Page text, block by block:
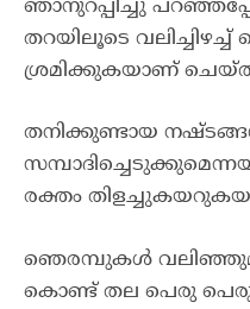
ഞാനുറപ്പിച്ചു
തറയിലൂടെ
ശ്രമിക്കുകയാണ്
തനിക്കുണ്ടായ
രക്തം
ഞെരമ്പുകൾ
കൊണ്ട് തല പെരു